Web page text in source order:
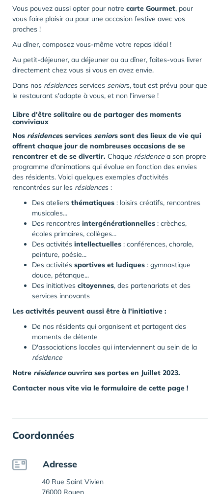
Vous pouvez aussi opter pour notre carte Gourmet, pour
vous faire plaisir ou pour une occasion festive avec vos
proches !
Au dîner, composez vous-même votre repas idéal !
Au petit-déjeuner, au déjeuner ou au dîner, faites-vous livrer
directement chez vous si vous en avez envie.
Dans nos résidences services seniors, tout est prévu pour que
le restaurant s'adapte à vous, et non l'inverse !
Libre d'être solitaire ou de partager des moments
conviviaux
Nos résidences services seniors sont des lieux de vie qui
offrent chaque jour de nombreuses occasions de se
rencontrer et de se divertir. Chaque résidence a son propre
programme d'animations qui évolue en fonction des envies
des résidents. Voici quelques exemples d'activités
rencontrées sur les résidences :
Des ateliers thématiques : loisirs créatifs, rencontres
musicales...
Des rencontres intergénérationnelles : crèches,
écoles primaires, collèges...
Des activités intellectuelles : conférences, chorale,
peinture, poésie...
Des activités sportives et ludiques : gymnastique
douce, pétanque...
Des initiatives citoyennes, des partenariats et des
services innovants
Les activités peuvent aussi être à l'initiative :
De nos résidents qui organisent et partagent des
moments de détente
D'associations locales qui interviennent au sein de la
résidence
Notre résidenceouvrira ses portes en Juillet 2023.
Contacter nous vite via le formulaire de cette page !
Coordonnées
Adresse
40 Rue Saint Vivien
76000 Rouen